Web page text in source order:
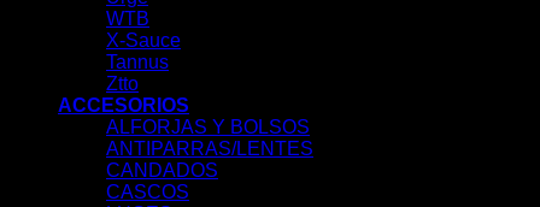
WTB
X-Sauce
Tannus
Ztto
ACCESORIOS
ALFORJAS Y BOLSOS
ANTIPARRAS/LENTES
CANDADOS
CASCOS